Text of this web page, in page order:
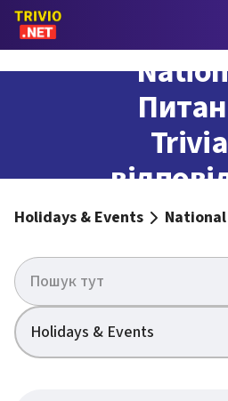
Holidays & Events National
Holidays & Events